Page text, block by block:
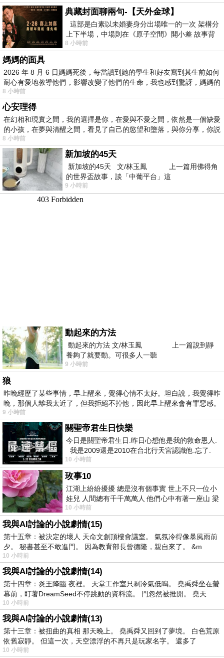
典藏封面聊兩句-【天外金球】
這部是白素以未婚妻身分出場唯一的一次 架構分
上下半場，中場則在《原子空間》開小差 故事背
景影射西藏境外流亡 地下組織
8 小時前
媽媽的面具
2026 年 8 月 6 日媽媽死後，每當讀到她的學生和好友寫到其生前如何
耐心有愛地教導他們，影響改變了他們的生命，我也感到驚訝，媽媽的
8 小時前
心安理得
在幻相和現實之間，我的選擇是你，在愛與不愛之間，依然是一個缺愛
的小孩，在夢與清醒之間，看見了自己的慾望和墮落，與你分享，你説
8 小時前
新加坡的45天
新加坡的45天 文/林玉鳳 上一篇用佛得角
的世界盃故事，談「中葡平台」這
9 小時前
動起來的方法
動起來的方法 文/林玉鳳 上一篇說到靜
養夠了就要動。可很多人一聽
9 小時前
狼
昨晚經歷了某些事情，早上醒來，覺得心情不太好。坦白說，我覺得昨
晚，那個人離我太近了，但我拒絕不掉他，因此早上醒來會有罪惡感。
9 小時前
關聖帝君生日快樂
今日是關聖帝君生日.昨日心想他是我的救命恩人.
我是2009還是2010在台北行天宮認識他.忘了.
一個奇摩交友的網友學
10 小時前
玫事10
江湖上紛紛擾擾 總是沒有個事實 世上不只一位小
娃兒 人間總有千千萬萬人 他們心中有著一座山 梁
山佛山泰華衡恆嵩 一山之高
10 小時前
我與AI討論的小說劇情(15)
第十五章：被決定的壞人 天命文創頂樓會議室。 氣氛冷得像暴風雨前
夕。 秘書甚至不敢進門。 因為教育部長曾德隆，親自來了。 &m
10 小時前
我與AI討論的小說劇情(14)
第十四章：炎王降臨 夜裡。 天堂工作室只剩冷氣低鳴。 堯禹舜坐在螢
幕前，盯著DreamSeed不停跳動的資料流。 門忽然被推開。 堯天
10 小時前
我與AI討論的小說劇情(13)
第十三章：被扭曲的真相 那天晚上。 堯禹舜又回到了夢境。 白色荒原
依舊寂靜。 但這一次，天空漂浮的不再只是玩家名字。 還多了
10 小時前